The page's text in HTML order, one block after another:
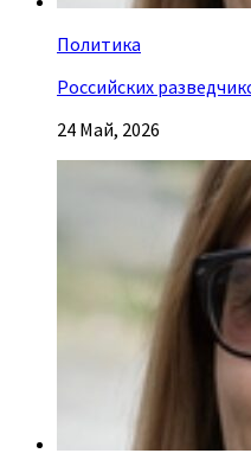
Политика
Российских
24 Май, 2026